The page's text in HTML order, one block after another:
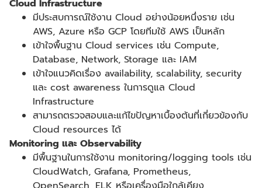
Cloud Infrastructure
มีประสบการณ์ใช้งาน Cloud อย่างน้อยหนึ่งราย เช่น
AWS, Azure หรือ GCP โดยทีมใช้ AWS เป็นหลัก
เข้าใจพื้นฐาน Cloud services เช่น Compute,
Database, Network, Storage และ IAM
เข้าใจแนวคิดเรื่อง availability, scalability, security
และ cost awareness ในการดูแล Cloud
Infrastructure
สามารถตรวจสอบและแก้ไขปัญหาเบื้องต้นที่เกี่ยวข้องกับ
Cloud resources ได้
Monitoring และ Observability
มีพื้นฐานในการใช้งาน monitoring/logging tools เช่น
CloudWatch, Grafana, Prometheus,